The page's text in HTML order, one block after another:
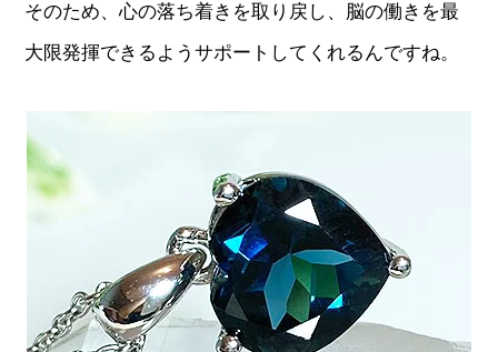
そのため、心の落ち着きを取り戻し、脳の働きを最
大限発揮できるようサポートしてくれるんですね。